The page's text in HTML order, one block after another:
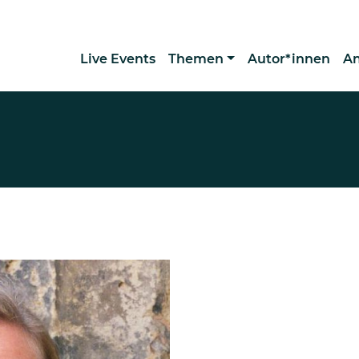
Live Events Themen Autor*innen